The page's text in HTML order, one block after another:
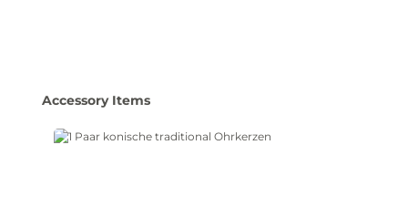
Produktgalerie überspringen
Accessory Items